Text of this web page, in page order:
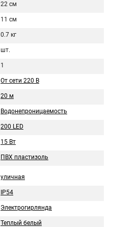
22 см
11 см
0.7 кг
шт.
1
От сети 220 В
20 м
Водонепроницаемость
200 LED
15 Вт
ПВХ пластизоль
уличная
IP54
Электрогирлянда
Теплый белый